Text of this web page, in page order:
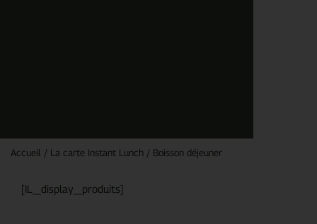
Accueil / La carte Instant Lunch / Boisson déjeuner
[IL_display_produits]